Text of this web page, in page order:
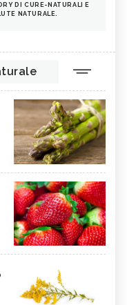
DI CURE-NATURALI E
NATURALE.